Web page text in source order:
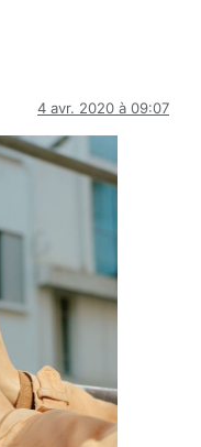
4 avr. 2020 à 09:07